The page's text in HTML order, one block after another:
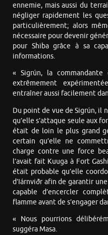
ennemie, mais aussi du
négliger rapidement les
particulièrement; alors
nécessaire pour devenir
pour Shiba grâce à sa
informations.
« Sigrún, la
extrêmement
entraîner aussi facilement
Du point de vue de Sigrún, il
qu’elle s’attaque seule aux
était de loin le plus grand
certain qu’elle ne
charge contre une force
l’avait fait Kuuga à Fort
était probable qu’elle
d’Iárnviðr afin de garantir
capable d’encercler
flamme avant de s’engager
« Nous pourrions
suggéra Masa.